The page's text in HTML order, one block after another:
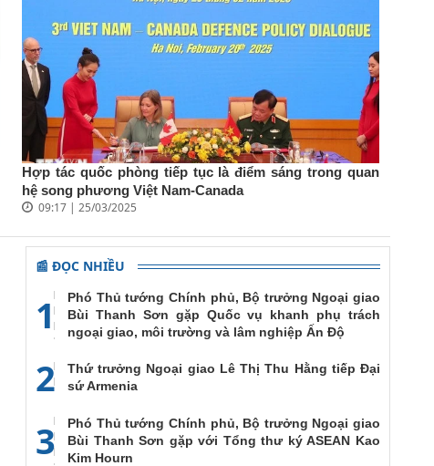
Hợp tác quốc phòng tiếp tục là điểm sáng trong quan
hệ song phương Việt Nam-Canada
09:17 | 25/03/2025
📰 ĐỌC NHIỀU
1
Phó Thủ tướng Chính phủ, Bộ trưởng Ngoại giao
Bùi Thanh Sơn gặp Quốc vụ khanh phụ trách
ngoại giao, môi trường và lâm nghiệp Ấn Độ
2
Thứ trưởng Ngoại giao Lê Thị Thu Hằng tiếp Đại
sứ Armenia
3
Phó Thủ tướng Chính phủ, Bộ trưởng Ngoại giao
Bùi Thanh Sơn gặp với Tổng thư ký ASEAN Kao
Kim Hourn